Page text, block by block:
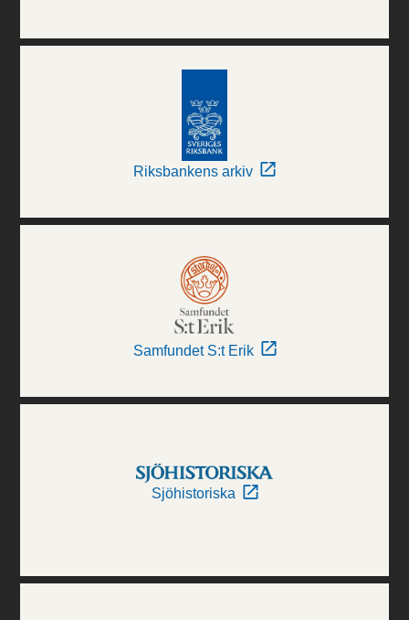
Riksbankens arkiv
Samfundet S:t Erik
Sjöhistoriska